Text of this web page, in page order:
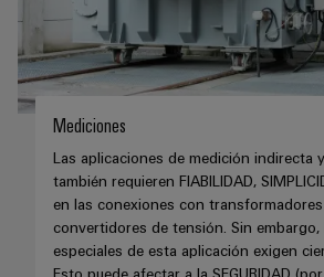
hidrógeno
como
tecnología
clave
para
transición
energética
Infraestructura
de
edificios
energía
Power
Plant
Controller
Fabricante
de
Distribuidores
de
bus
campo
Automatización
y
software
Interfaz
OCI
Interfaz
EDI
VISTA
PREVIA
Ferias
globales
eventos
Ferias
Locales
Experiencia
Mediciones
Las aplicaciones de medición indirecta
también requieren FIABILIDAD,
en las conexiones con
convertidores de tensión. Sin
especiales de esta aplicación exigen
Esto puede afectar a la SEGURIDAD